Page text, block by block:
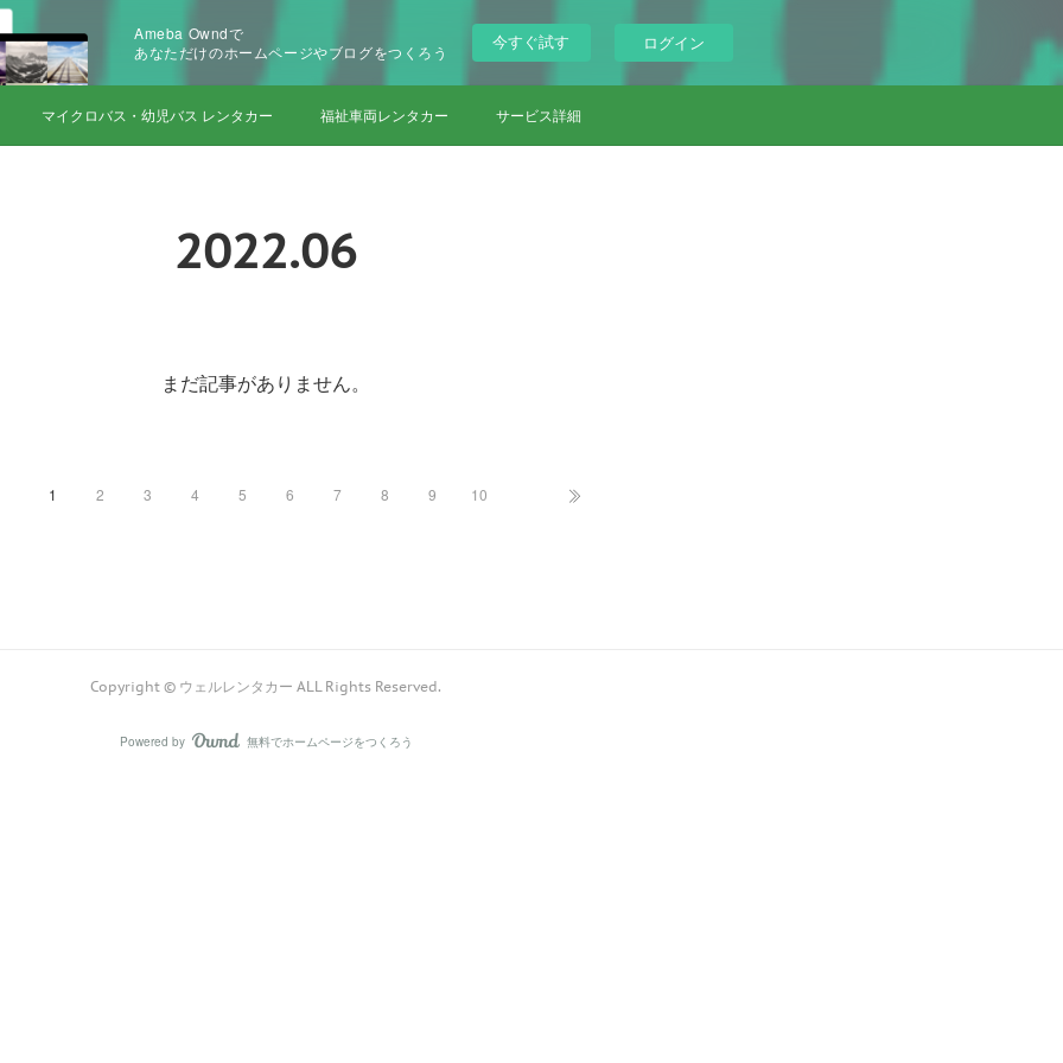
Ameba Owndで
あなただけのホームページやブログをつくろう
今すぐ試す ログイン
マイクロバス・幼児バス レンタカー 福祉車両レンタカー サービス詳細
2022.06
まだ記事がありません。
1 2 3 4 5 6 7 8 9 10
Copyright © ウェルレンタカー ALL Rights Reserved.
Powered by AmebaOwnd
無料でホームページをつくろう